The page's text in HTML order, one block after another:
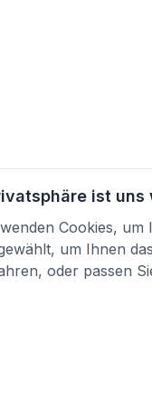
ist uns
Cookies,
um Ihnen
oder passen